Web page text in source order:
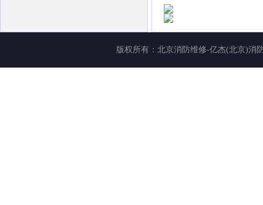
版权所有： 北京消防维修-亿杰(北京)消